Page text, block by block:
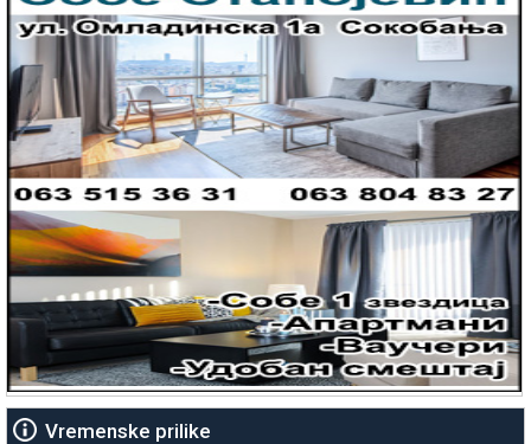
Vremenske prilike